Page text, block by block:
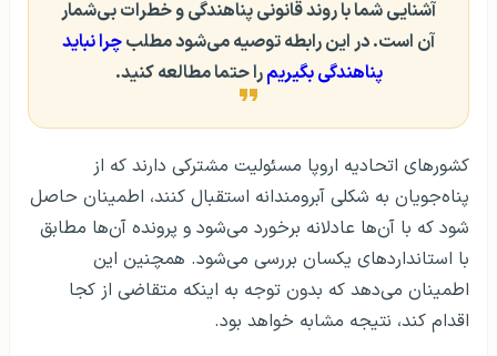
آشنایی شما با روند قانونی پناهندگی و خطرات بی‌شمار
آن است. در این رابطه توصیه می‌شود مطلبچرا نباید
پناهندگی بگیریمرا حتما مطالعه کنید.
کشورهای اتحادیه اروپا مسئولیت مشترکی دارند که از
پناه‌جویان به شکلی آبرومندانه استقبال کنند، اطمینان حاصل
شود که با آن‌ها عادلانه برخورد می‌شود و پرونده آن‌ها مطابق
با استانداردهای یکسان بررسی می‌شود. همچنین این
اطمینان می‌دهد که بدون توجه به اینکه متقاضی از کجا
اقدام کند، نتیجه مشابه خواهد بود.